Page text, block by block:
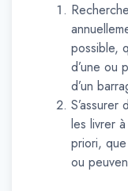
possible,
d’une ou
d’un
les livrer
priori,
ou